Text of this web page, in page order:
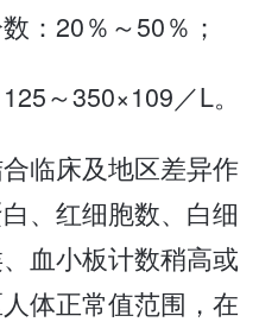
：20％～50％；
～350×109／L。
临床及地区差异作
、红细胞数、白细
血小板计数稍高或
体正常值范围，在